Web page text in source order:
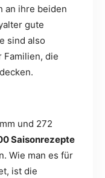
an ihre beiden
gute
sind also
Familien, die
und 272
Saisonrezepte
Wie man es für
ist die